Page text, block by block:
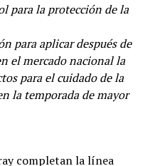
para la protección de la
para aplicar después de
el mercado nacional la
para el cuidado de la
la temporada de mayor
completan la línea